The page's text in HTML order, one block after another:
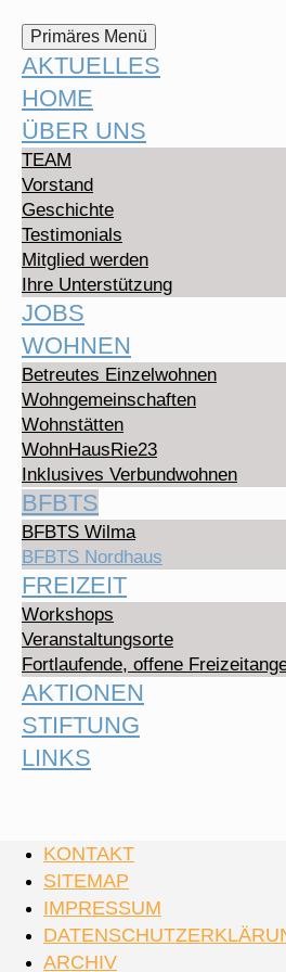
SuchenPrimäres Menü
Inhalt
springen
AKTUELLES
HOME
ÜBER UNS
TEAM
Vorstand
Geschichte
Testimonials
Mitglied werden
Ihre Unterstützung
JOBS
WOHNEN
Betreutes Einzelwohnen
Wohngemeinschaften
Wohnstätten
WohnHausRie23
Inklusives Verbundwohnen
BFBTS
BFBTS Wilma
BFBTS Nordhaus
FREIZEIT
Workshops
Veranstaltungsorte
Fortlaufende, offene
AKTIONEN
STIFTUNG
LINKS
KONTAKT
SITEMAP
IMPRESSUM
ARCHIV